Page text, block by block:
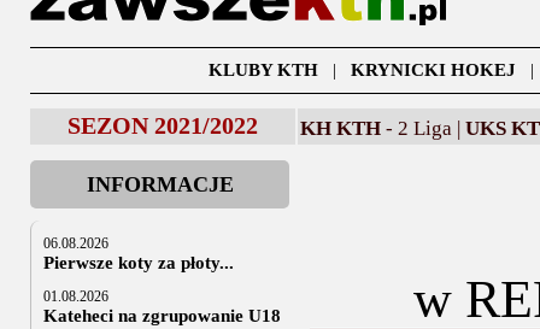
KLUBY KTH| KRYNICKI HOKEJ
SEZON 2021/2022 KH KTH - 2 Liga | UKS
INFORMACJE
06.08.2026
Pierwsze koty za płoty...
01.08.2026
Kateheci na zgrupowanie U18 w